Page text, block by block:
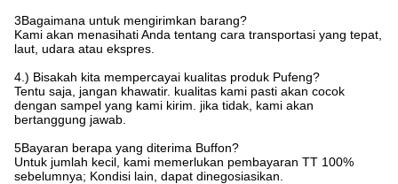
3Bagaimana untuk mengirimkan barang?
Kami akan menasihati Anda tentang cara transportasi yang tepat,
laut, udara atau ekspres.
4.) Bisakah kita mempercayai kualitas produk Pufeng?
Tentu saja, jangan khawatir. kualitas kami pasti akan cocok
dengan sampel yang kami kirim. jika tidak, kami akan
bertanggung jawab.
5Bayaran berapa yang diterima Buffon?
Untuk jumlah kecil, kami memerlukan pembayaran TT 100%
sebelumnya; Kondisi lain, dapat dinegosiasikan.